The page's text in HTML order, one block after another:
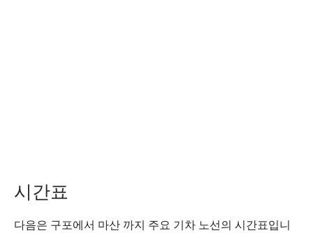
시간표
다음은 구포에서 마산 까지 주요 기차 노선의 시간표입니